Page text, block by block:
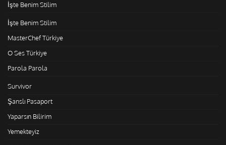
İşte Benim Stilim
İşte Benim Stilim
MasterChef Türkiye
O Ses Türkiye
Parola Parola
Survivor
Şanslı Pasaport
Yaparsın Bilirim
Yemekteyiz